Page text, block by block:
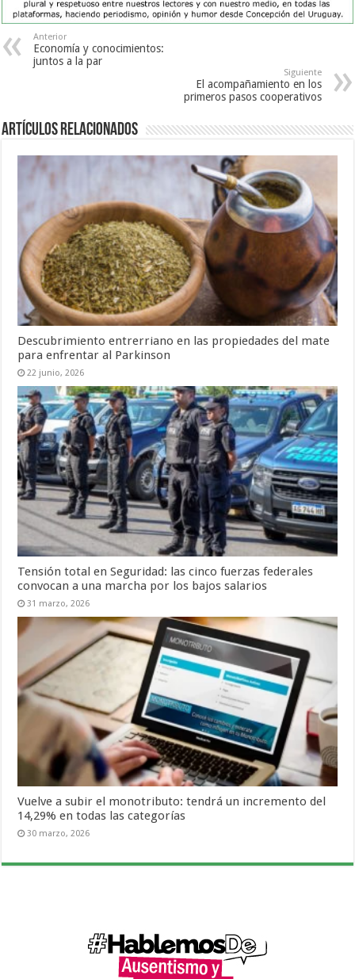
Anterior
Economía y conocimientos:
juntos a la par
Siguiente
El acompañamiento en los
primeros pasos cooperativos
Artículos Relacionados
Descubrimiento entrerriano en las propiedades del mate
para enfrentar al Parkinson
22 junio, 2026
Tensión total en Seguridad: las cinco fuerzas federales
convocan a una marcha por los bajos salarios
31 marzo, 2026
Vuelve a subir el monotributo: tendrá un incremento del
14,29% en todas las categorías
30 marzo, 2026